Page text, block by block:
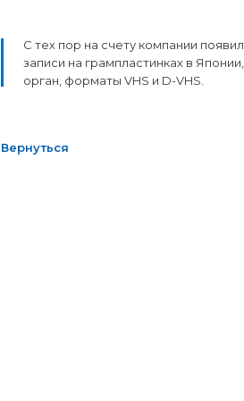
С тех пор на счету компании
записи на грампластинках в
орган, форматы VHS и D-VHS.
Вернуться